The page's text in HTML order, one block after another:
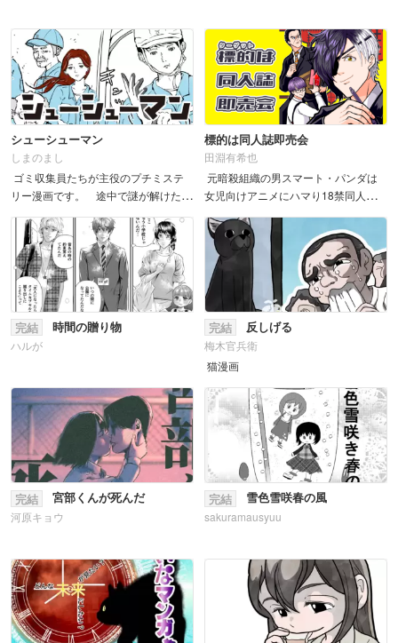
シューシューマン
しまのまし
ゴミ収集員たちが主役のプチミステ
リー漫画です。 途中で謎が解けた人
標的は同人誌即売会
田淵有希也
元暗殺組織の男スマート・パンダは
女児向けアニメにハマり18禁同人誌を
までしてしまう。 次々に迫りくる組
織の手...
完結 時間の贈り物
ハルが
完結 反しげる
梅木官兵衛
猫漫画
完結 宮部くんが死んだ
河原キョウ
完結 雪色雪咲春の風
sakuramausyuu